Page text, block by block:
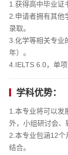
1.获得高中毕业证
2.申请者拥有其他
录取。
3.化学等相关专业
年）。
4.IELTS 6.0，单项
学科优势：
1.本专业将可以发
外，小组研讨会、
2.本专业包涵12个
结合。